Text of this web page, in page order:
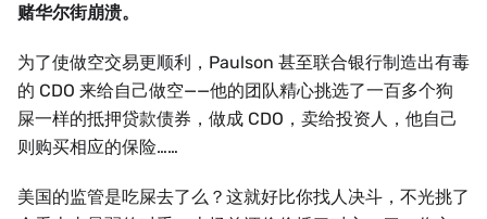
赌华尔街崩溃。
为了使做空交易更顺利，Paulson 甚至联合银行制造出有毒
的 CDO 来给自己做空——他的团队精心挑选了一百多个狗
屎一样的抵押贷款债券，做成 CDO，卖给投资人，他自己
则购买相应的保险……
美国的监管是吃屎去了么？这就好比你找人决斗，不光挑了